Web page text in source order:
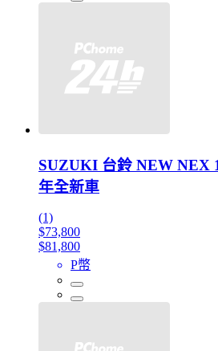
SUZUKI 台鈴 NEW NEX
年全新車
(1)
$73,800
$81,800
P幣